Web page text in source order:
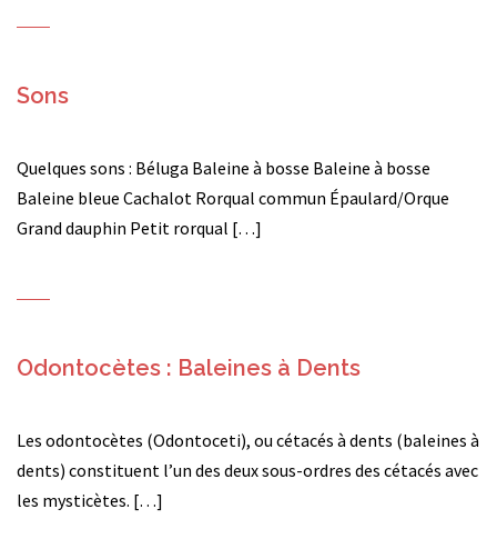
Sons
Quelques sons : Béluga Baleine à bosse Baleine à bosse
Baleine bleue Cachalot Rorqual commun Épaulard/Orque
Grand dauphin Petit rorqual […]
Odontocètes : Baleines à Dents
Les odontocètes (Odontoceti), ou cétacés à dents (baleines à
dents) constituent l’un des deux sous-ordres des cétacés avec
les mysticètes. […]